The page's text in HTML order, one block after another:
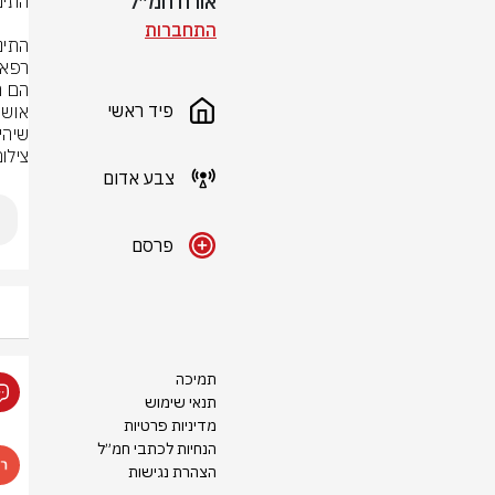
התחברות
פיד ראשי
צבע אדום
פרסם
תמיכה
תנאי שימוש
מדיניות פרטיות
הנחיות לכתבי חמ״ל
הצהרת נגישות